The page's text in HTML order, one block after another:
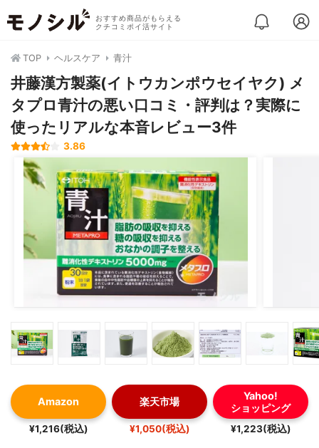
おすすめ商品がもらえる
クチコミポイ活サイト
TOP ヘルスケア 青汁
井藤漢方製薬(イトウカンポウセイヤク) メ
タプロ青汁の悪い口コミ・評判は？実際に
使ったリアルな本音レビュー3件
3.86
Amazon
¥1,216(税込)
楽天市場
¥1,050(税込)
Yahoo!
ショッピング
¥1,223(税込)